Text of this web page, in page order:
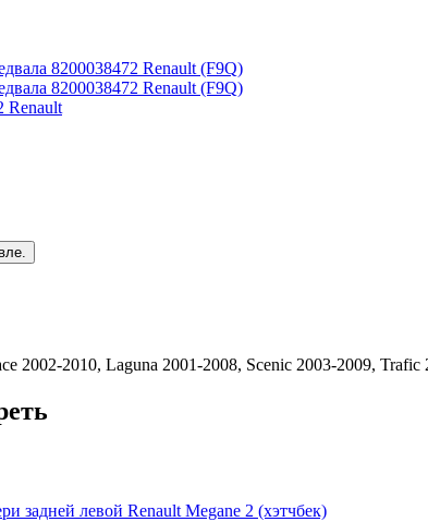
2002-2010, Laguna 2001-2008, Scenic 2003-2009,
задней левой Renault Megane 2 (хэтчбек)